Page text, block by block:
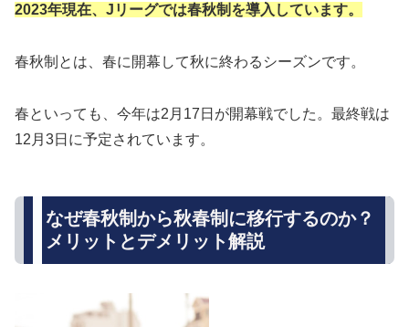
2023年現在、Jリーグでは春秋制を導入しています。
春秋制とは、春に開幕して秋に終わるシーズンです。
春といっても、今年は2月17日が開幕戦でした。最終戦は
12月3日に予定されています。
なぜ春秋制から秋春制に移行するのか？
メリットとデメリット解説